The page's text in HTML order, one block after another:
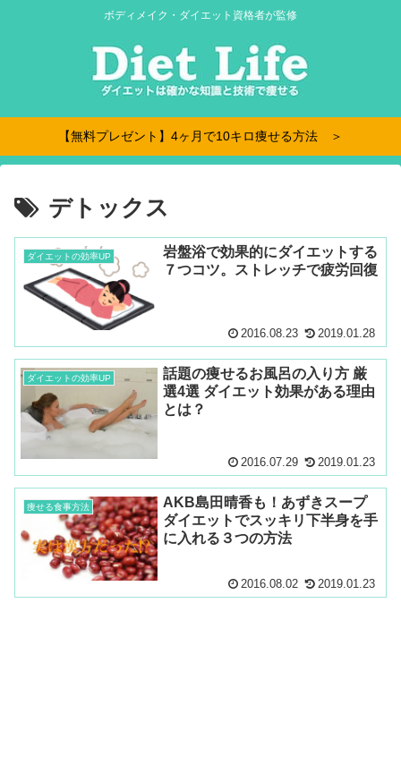
ボディメイク・ダイエット資格者が監修
【無料プレゼント】4ヶ月で10キロ痩せる方法 ＞
デトックス
ダイエットの効率UP
岩盤浴で効果的にダイエットする
７つコツ。ストレッチで疲労回復
2016.08.23 2019.01.28
ダイエットの効率UP
話題の痩せるお風呂の入り方 厳
選4選 ダイエット効果がある理由
とは？
2016.07.29 2019.01.23
痩せる食事方法
AKB島田晴香も！あずきスープ
ダイエットでスッキリ下半身を手
に入れる３つの方法
2016.08.02 2019.01.23